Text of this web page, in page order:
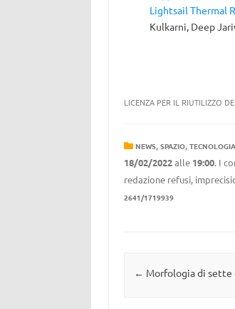
Lightsail Thermal
Kulkarni, Deep
LICENZA PER IL RIUTILIZZO
NEWS, SPAZIO,
18/02/2022alle 19:00. I
redazione refusi,
2641/1719939
Navigazione articolo
← Morfologia di sette